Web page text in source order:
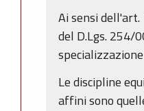
Ai sensi dell'art.
del D.Lgs. 254/
Le discipline
affini sono